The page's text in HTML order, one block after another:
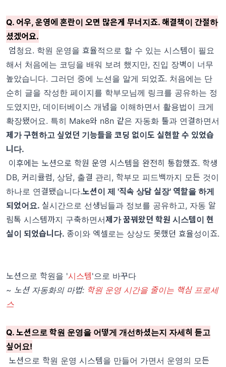
Q. 어우, 운영에 혼란이 오면 많은게 무너지죠. 해결책이 간절하
셨겠어요.
엄청요. 학원 운영을 효율적으로 할 수 있는 시스템이 필요
해서 처음에는 코딩을 배워 보려 했지만, 진입 장벽이 너무
높았습니다. 그러던 중에 노션을 알게 되었죠. 처음에는 단
순히 글을 작성한 페이지를 학부모님께 링크를 공유하는 정
도였지만, 데이터베이스 개념을 이해하면서 활용법이 크게
확장됐어요. 특히 Make와 n8n 같은 자동화 툴과 연결하면서
제가 구현하고 싶었던 기능들을 코딩 없이도 실현할 수 있었습
니다.
이후에는 노션으로 학원 운영 시스템을 완전히 통합했죠. 학생
DB, 커리큘럼, 상담, 출결 관리, 학부모 피드백까지 모든 것이
하나로 연결됐습니다.노션이 제 '직속 상담 실장' 역할을 하게
되었어요. 실시간으로 선생님들과 정보를 공유하고, 자동 알
림톡 시스템까지 구축하면서제가 꿈꿔왔던 학원 시스템이 현
실이 되었습니다. 종이와 엑셀로는 상상도 못했던 효율성이죠.
노션으로 학원을 '시스템'으로 바꾸다
~ 노션 자동화의 마법: 학원 운영 시간을 줄이는 핵심 프로세
스
Q. 노션으로 학원 운영을 어떻게 개선하셨는지 자세히 듣고
싶어요!
노션으로 학원 운영 시스템을 만들어 가면서 운영의 모든